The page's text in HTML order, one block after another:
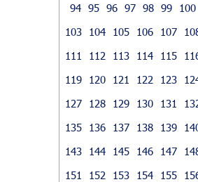
94 95 96 97 98 99 100
103
104 105 106 107
111
112 113 114 115
119
120 121 122 123
127
128 129 130 131
135
136 137 138 139
143
144 145 146 147
151
152 153 154 155